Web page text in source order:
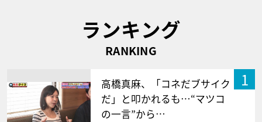
ランキング
RANKING
1
高橋真麻、「コネだブサイク
だ」と叩かれるも…“マツコ
の一言”から…